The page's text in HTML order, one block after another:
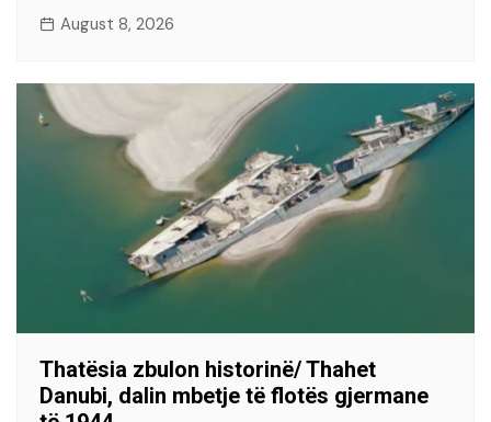
August 8, 2026
Thatësia zbulon historinë/ Thahet
Danubi, dalin mbetje të flotës gjermane